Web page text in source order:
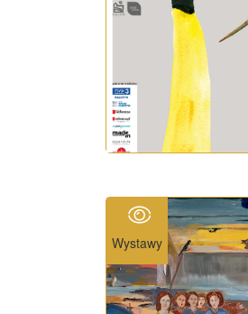
Wystawy